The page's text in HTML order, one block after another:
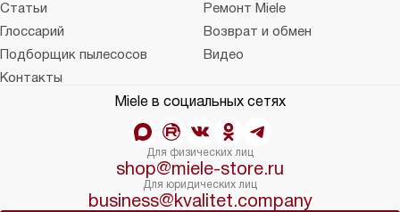
Статьи
Ремонт Miele
Глоссарий
Возврат и обмен
Подборщик пылесосов
Видео
Контакты
Miele в социальных сетях
Для физических лиц
shop@miele-store.ru
Для юридических лиц
business@kvalitet.company